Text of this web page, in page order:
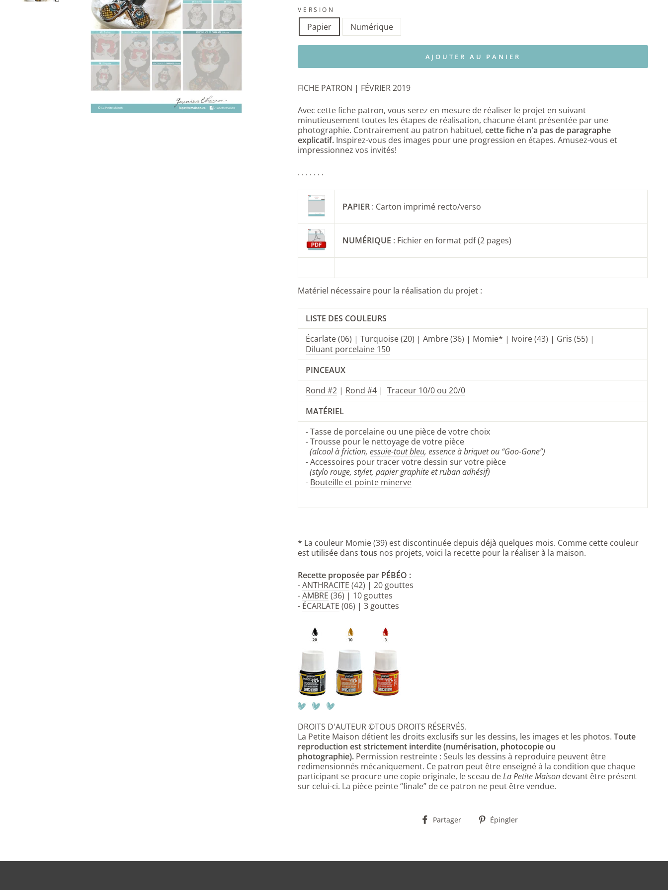
VERSION
Papier Numérique
AJOUTER AU PANIER
FICHE PATRON | FÉVRIER 2019
Avec cette fiche patron, vous serez en mesure de réaliser le projet en suivant
minutieusement toutes les étapes de réalisation, chacune étant présentée par une
photographie. Contrairement au patron habituel, cette fiche n'a pas de paragraphe
explicatif. Inspirez-vous des images pour une progression en étapes. Amusez-vous et
impressionnez vos invités!
. . . . . . .
PAPIER : Carton imprimé recto/verso
NUMÉRIQUE : Fichier en format pdf (2 pages)
Matériel nécessaire pour la réalisation du projet :
LISTE DES COULEURS
Écarlate (06) |Turquoise (20) |Ambre (36) | Momie* | Ivoire (43) | Gris (55) |
Diluant porcelaine 150
PINCEAUX
Rond #2 | Rond #4 |Traceur 10/0 ou 20/0
MATÉRIEL
-Tasse de porcelaine ou une pièce de votre choix
- Trousse pour le nettoyage de votre pièce
(alcool à friction, essuie-tout bleu, essence à briquet ou “Goo-Gone”)
- Accessoires pour tracer votre dessin sur votre pièce
(stylo rouge, stylet, papier graphiteetruban adhésif)
- Bouteille et pointe minerve
* La couleur Momie (39) est discontinuée depuis déjà quelques mois. Comme cette couleur
est utilisée dans tous nos projets, voici la recette pour la réaliser à la maison.
Recette proposée par PÉBÉO :
-ANTHRACITE (42) | 20 gouttes
-AMBRE (36) | 10 gouttes
- ÉCARLATE (06) | 3 gouttes
DROITS D'AUTEUR ©TOUS DROITS RÉSERVÉS.
La Petite Maison détient les droits exclusifs sur les dessins, les images et les photos. Toute
reproduction est strictement interdite (numérisation, photocopie ou
photographie). Permission restreinte : Seuls les dessins à reproduire peuvent être
redimensionnés mécaniquement. Ce patron peut être enseigné à la condition que chaque
participant se procure une copie originale, le sceau deLa Petite Maison devant être présent
sur celui-ci. La pièce peinte “finale” de ce patron ne peut être vendue.
Partager
PartagerÉpingler